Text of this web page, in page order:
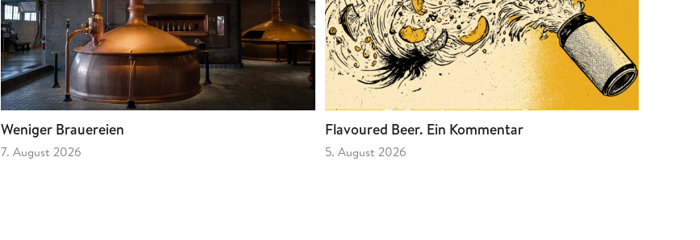
Weniger Brauereien
7. August 2026
Flavoured Beer. Ein Kommentar
5. August 2026